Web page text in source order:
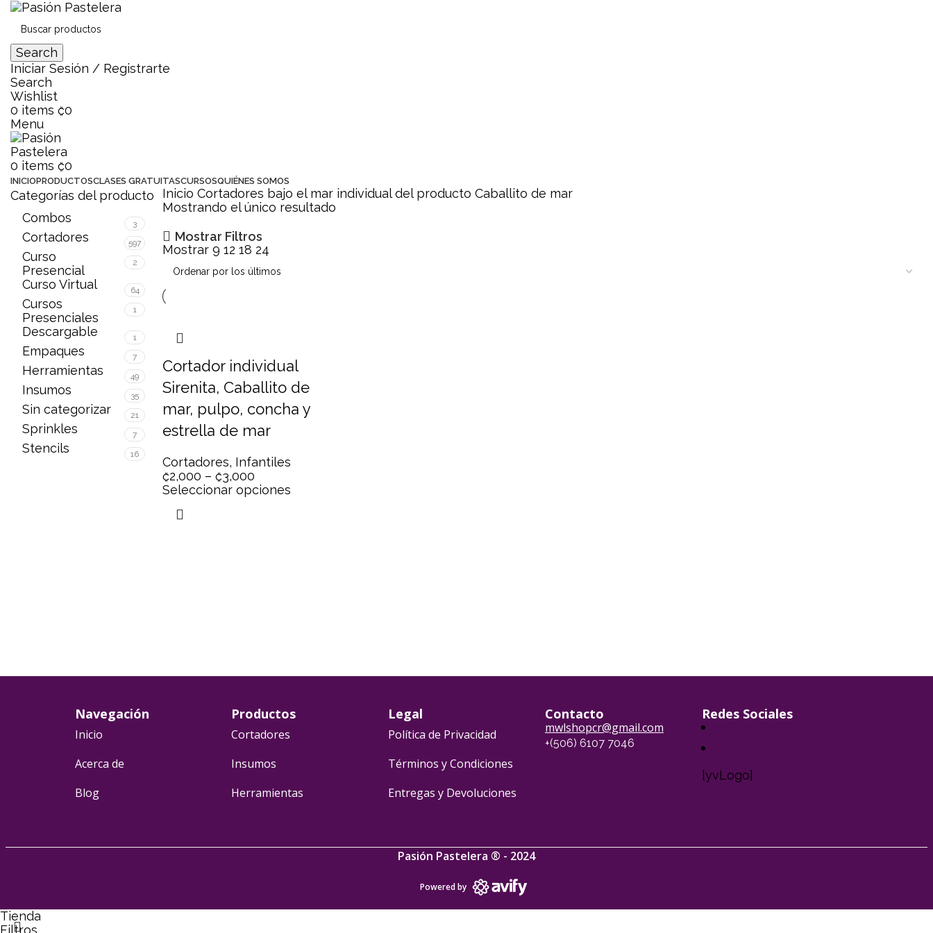
Search
Iniciar Sesión / Registrarte
Search
Wishlist
0 items ₡0
Menu
0 items ₡0
INICIOPRODUCTOSCLASES GRATUITASCURSOSQUIÉNES SOMOS
Categorías del producto
Combos
3
Cortadores 597
Curso
Presencial
2
Curso Virtual 64
Cursos
Presenciales
1
Descargable 1
Empaques 7
Herramientas 49
Insumos 35
Sin categorizar 21
Sprinkles 7
Stencils 16
Inicio Cortadores bajo el mar individual del producto Caballito de mar
Mostrando el único resultado
Mostrar Filtros
Mostrar 9 12 18 24
Cortador individual
Sirenita, Caballito de
mar, pulpo, concha y
estrella de mar
Cortadores, Infantiles
₡2,000 – ₡3,000
Seleccionar opciones
Navegación
Inicio
Acerca de
Blog
Productos
Cortadores
Insumos
Herramientas
Legal
Política de Privacidad
Términos y Condiciones
Entregas y Devoluciones
Contacto
mwlshopcr@gmail.com
+(506) 6107 7046
Redes Sociales
[yvLogo]
Pasión Pastelera ® - 2024
Powered by
Tienda
Filtros